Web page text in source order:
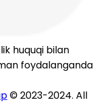
huquqi bilan
foydalanganda
© 2023-2024. All